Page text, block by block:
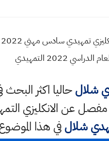
التمهيدي
شلالحاليا اكثر
شلالفي هذا